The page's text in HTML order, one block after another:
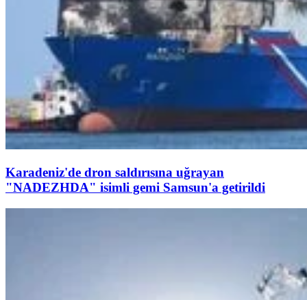
Karadeniz'de dron saldırısına uğrayan
"NADEZHDA" isimli gemi Samsun'a getirildi